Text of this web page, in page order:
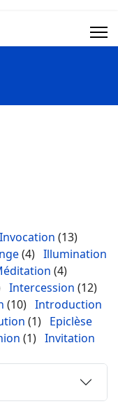
Invocation (13)
(4) Illumination
(4)
Intercession (12)
(10) Introduction
(1) Epiclèse
(1) Invitation